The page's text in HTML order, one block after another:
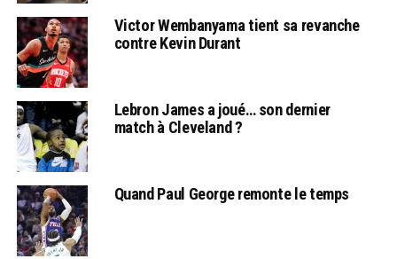
Victor Wembanyama tient sa revanche
contre Kevin Durant
Lebron James a joué… son dernier
match à Cleveland ?
Quand Paul George remonte le temps